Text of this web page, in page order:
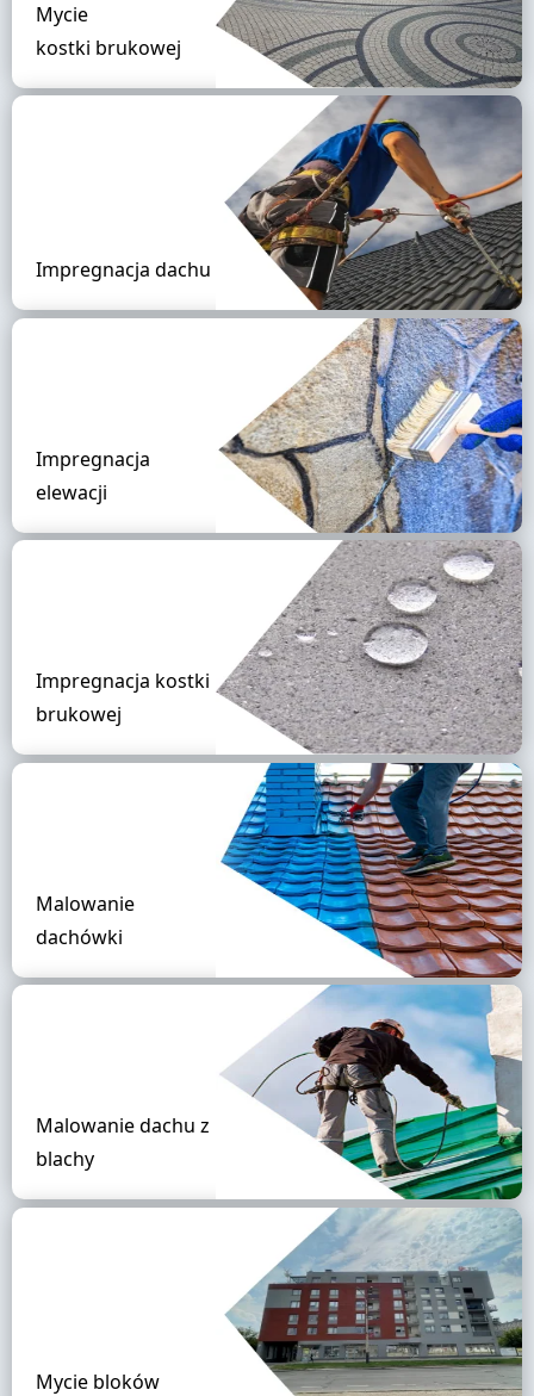
Mycie
kostki brukowej
Impregnacja dachu
Impregnacja
elewacji
Impregnacja kostki
brukowej
Malowanie
dachówki
Malowanie dachu z
blachy
Mycie bloków